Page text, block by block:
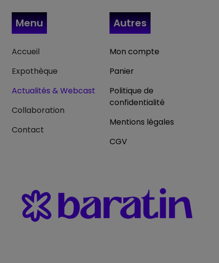
Menu
Accueil
Expothèque
Actualités & Webcast
Collaboration
Contact
Autres
Mon compte
Panier
Politique de
confidentialité
Mentions légales
CGV